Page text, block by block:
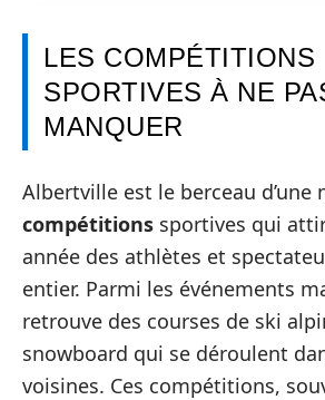
LES COMPÉTITIONS
SPORTIVES À NE
MANQUER
Albertville est le berceau
compétitions sportives qui
année des athlètes et
entier. Parmi les événements
retrouve des courses de ski
snowboard qui se déroulent
voisines. Ces compétitions,